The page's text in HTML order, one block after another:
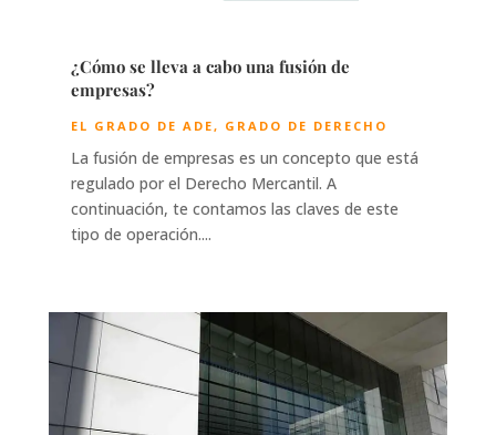
¿Cómo se lleva a cabo una fusión de
empresas?
EL GRADO DE ADE, GRADO DE DERECHO
La fusión de empresas es un concepto que está
regulado por el Derecho Mercantil. A
continuación, te contamos las claves de este
tipo de operación....